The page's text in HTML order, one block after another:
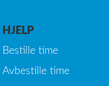
HJELP
Bestille time
Avbestille time